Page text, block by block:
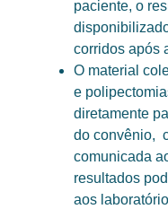
paciente, o
corridos após
O material
e
diretamente
do convênio,
comunicada
resultados
aos